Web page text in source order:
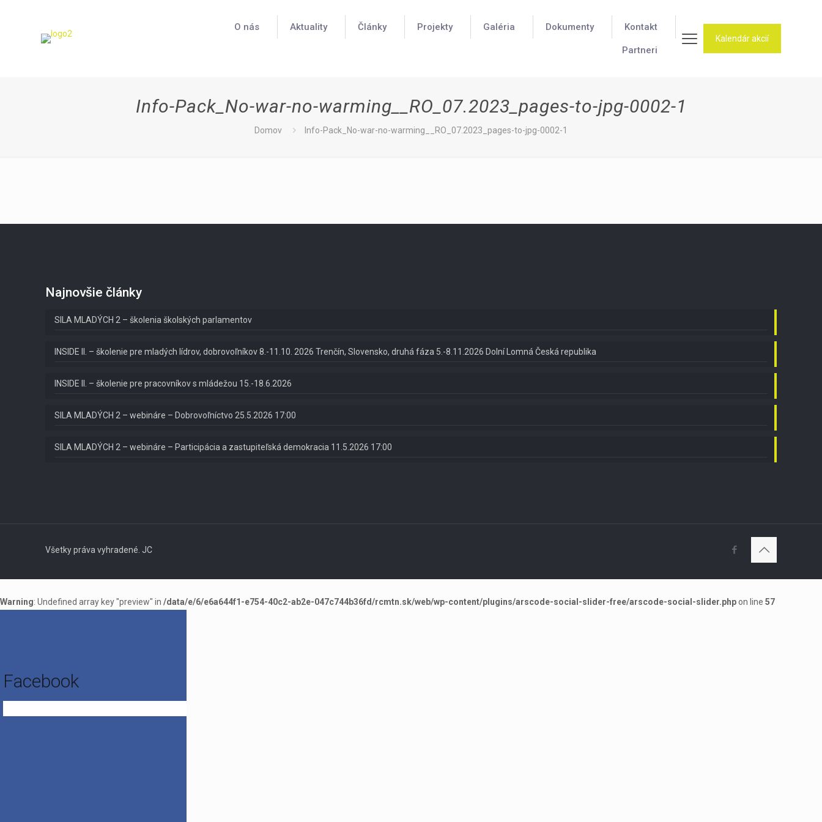
O nás Aktuality Články Projekty Galéria Dokumenty Kontakt
Partneri
Kalendár akcií
Info-Pack_No-war-no-warming__RO_07.2023_pages-to-jpg-0002-1
Domov Info-Pack_No-war-no-warming__RO_07.2023_pages-to-jpg-0002-1
Najnovšie články
SILA MLADÝCH 2 – školenia školských parlamentov
INSIDE II. – školenie pre mladých lídrov, dobrovoľníkov 8.-11.10. 2026 Trenčín, Slovensko, druhá fáza 5.-8.11.2026 Dolní Lomná Česká republika
INSIDE II. – školenie pre pracovníkov s mládežou 15.-18.6.2026
SILA MLADÝCH 2 – webináre – Dobrovoľníctvo 25.5.2026 17:00
SILA MLADÝCH 2 – webináre – Participácia a zastupiteľská demokracia 11.5.2026 17:00
Všetky práva vyhradené. JC
Warning: Undefined array key "preview" in /data/e/6/e6a644f1-e754-40c2-ab2e-047c744b36fd/rcmtn.sk/web/wp-content/plugins/arscode-social-slider-free/arscode-social-slider.phpon line 57
Facebook